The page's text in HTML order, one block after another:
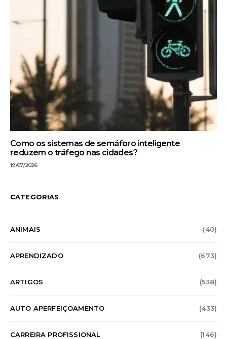
Como os sistemas de semáforo inteligente
reduzem o tráfego nas cidades?
19/07/2026
CATEGORIAS
ANIMAIS (40)
APRENDIZADO (673)
ARTIGOS (538)
AUTO APERFEIÇOAMENTO (433)
CARREIRA PROFISSIONAL (146)